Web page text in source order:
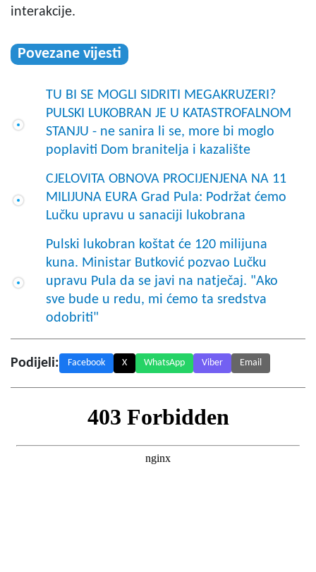
interakcije.
Povezane vijesti
TU BI SE MOGLI SIDRITI MEGAKRUZERI?
PULSKI LUKOBRAN JE U KATASTROFALNOM
STANJU - ne sanira li se, more bi moglo
poplaviti Dom branitelja i kazalište
CJELOVITA OBNOVA PROCIJENJENA NA 11
MILIJUNA EURA Grad Pula: Podržat ćemo
Lučku upravu u sanaciji lukobrana
Pulski lukobran koštat će 120 milijuna
kuna. Ministar Butković pozvao Lučku
upravu Pula da se javi na natječaj. "Ako
sve bude u redu, mi ćemo ta sredstva
odobriti"
Podijeli: Facebook X WhatsApp Viber Email